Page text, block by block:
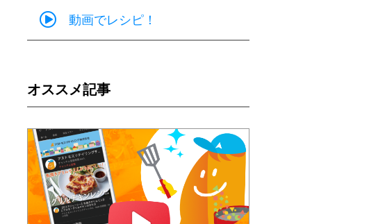
動画でレシピ！
オススメ記事